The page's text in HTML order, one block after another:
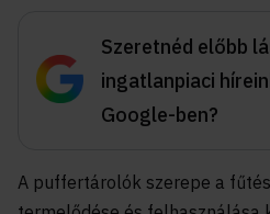
Szeretnéd előbb
ingatlanpiaci
Google-ben?
A puffertárolók szerepe a